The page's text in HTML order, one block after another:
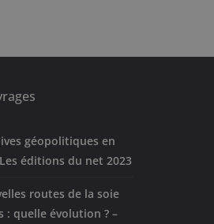
géopolitiques en
éditions du net 2023
routes de la soie
: quelle évolution ? –